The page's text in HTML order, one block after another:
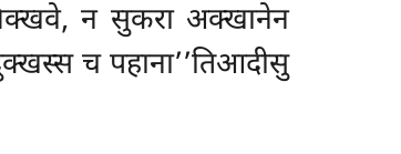
न सुकरा अक्खानेन
च पहाना’’तिआदीसु